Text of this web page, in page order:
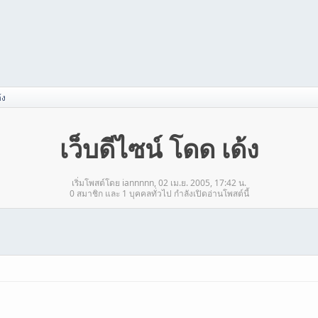
เว็บดีไซน์ โดด เด้ง
เริ่มโพสต์โดย iannnnn, 02 เม.ย. 2005, 17:42 น.
0 สมาชิก และ 1 บุคคลทั่วไป กำลังเปิดอ่านโพสต์นี้